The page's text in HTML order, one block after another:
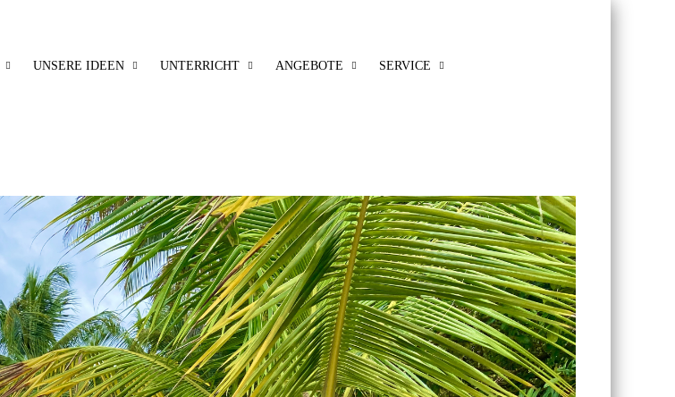
UNSERE IDEEN UNTERRICHT ANGEBOTE SERVICE